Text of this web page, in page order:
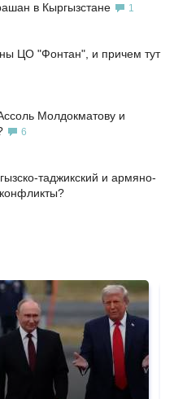
в Кыргызстане
1
ЦО "Фонтан", и причем тут
Молдокматову и
6
таджикский и армяно-